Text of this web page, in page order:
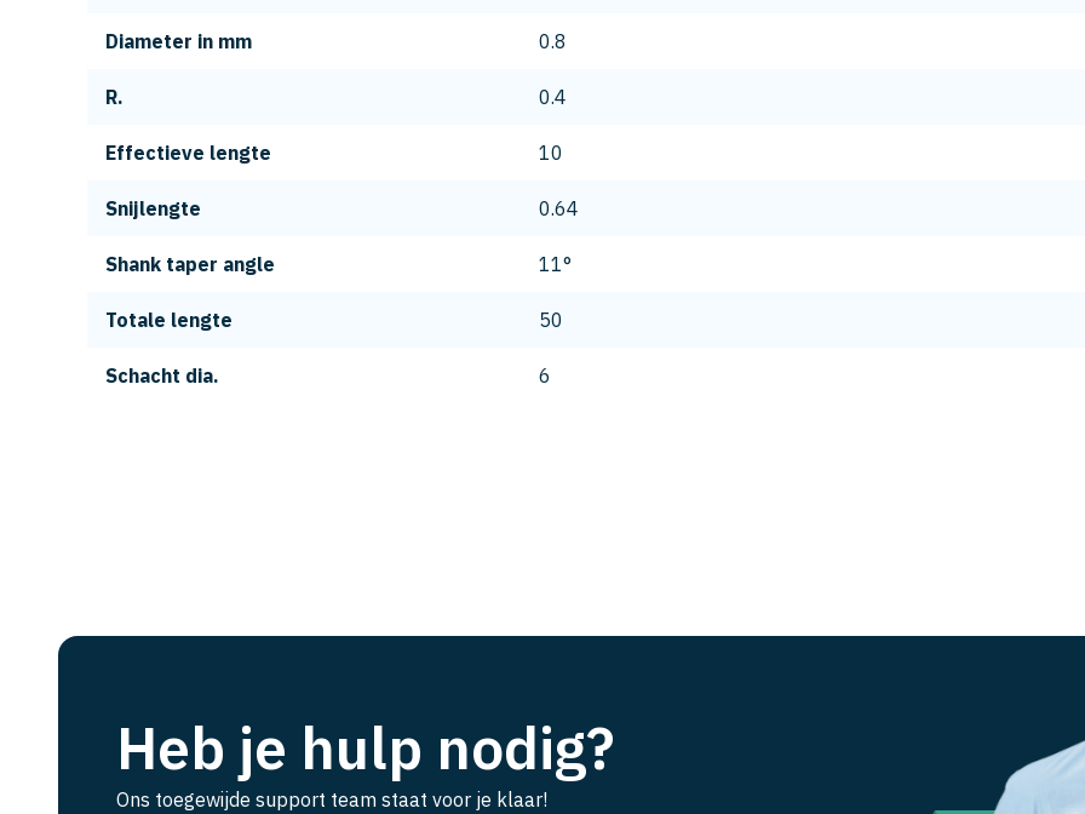
Diameter in mm 0.8
R. 0.4
Effectieve lengte 10
Snijlengte 0.64
Shank taper angle 11°
Totale lengte 50
Schacht dia. 6
Heb je hulp nodig?
Ons toegewijde support team staat voor je klaar!